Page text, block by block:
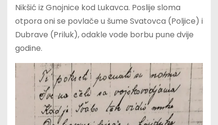
Nikšić iz Gnojnice kod Lukavca. Poslije sloma
otpora oni se povlače u šume Svatovca (Poljice) i
Dubrave (Priluk), odakle vode borbu pune dvije
godine.